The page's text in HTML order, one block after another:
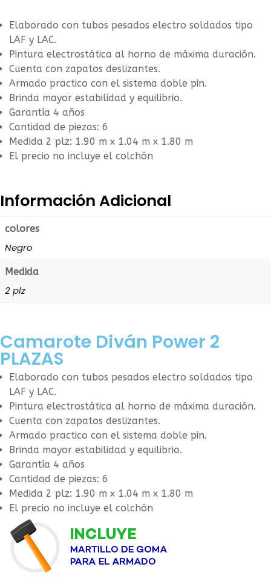
Elaborado con tubos pesados electro soldados tipo
LAF y LAC.
Pintura electrostática al horno de máxima duración.
Cuenta con zapatos deslizantes.
Armado practico con el sistema doble pin.
Brinda mayor estabilidad y equilibrio.
Garantía 4 años
Cantidad de piezas: 6
Medida 2 plz: 1.90 m x 1.04 m x 1.80 m
El precio no incluye el colchón
Información Adicional
colores
Negro
Medida
2 plz
Camarote Diván Power 2
PLAZAS
Elaborado con tubos pesados electro soldados tipo
LAF y LAC.
Pintura electrostática al horno de máxima duración.
Cuenta con zapatos deslizantes.
Armado practico con el sistema doble pin.
Brinda mayor estabilidad y equilibrio.
Garantía 4 años
Cantidad de piezas: 6
Medida 2 plz: 1.90 m x 1.04 m x 1.80 m
El precio no incluye el colchón